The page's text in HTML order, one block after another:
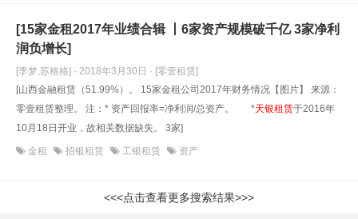
[15家金租2017年业绩合辑 丨6家资产规模破千亿 3家净利
润负增长]
[李梦,苏格格] · 2018年3月30日 · [零壹租赁]
[山西金融租赁（51.99%）。 15家金租公司2017年财务情况【图片】 来源：
零壹租赁整理。 注：* 资产回报率=净利润/总资产。 *天银租赁于2016年
10月18日开业，故相关数据缺失。 3家]
金租 招银租赁 工银租赁 资产
<<<点击查看更多搜索结果>>>